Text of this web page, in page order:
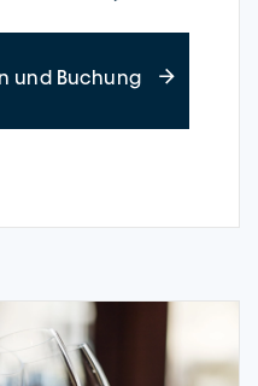
und Buchungabout Wine